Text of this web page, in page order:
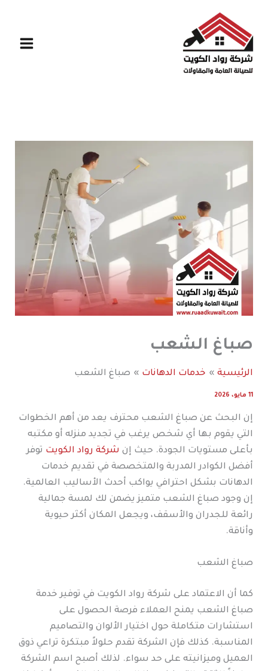
المحتوى
صباغ الشعب
الرئيسية خدمات الدهانات صباغ الشعب
11 مايو، 2026
إن البحث عن صباغ الشعب محترف يعد من أهم الخطوات
التي يقوم بها أي شخص يرغب في تجديد منزله أو مكتبه
بأعلى مستويات الجودة. حيث إن شركة رواد الكويت توفر
أفضل الكوادر المدربة والمتخصصة في تقديم خدمات
الدهانات بشكل احترافي يواكب أحدث الأساليب العالمية.
إن وجود صباغ الشعب متميز يضمن لك لمسة جمالية
رائعة للجدران والأسقف، ويجعل المكان أكثر حيوية
وأناقة.
صباغ الشعب
كما أن الاعتماد على شركة رواد الكويت في توفير خدمة
صباغ الشعب يمنح العملاء فرصة الحصول على
استشارات متكاملة حول اختيار الألوان والتصاميم
المناسبة. كذلك فإن الشركة تقدم حلولاً مبتكرة تراعي ذوق
العميل وميزانيته على حد سواء. لذلك أصبح اسم الشركة